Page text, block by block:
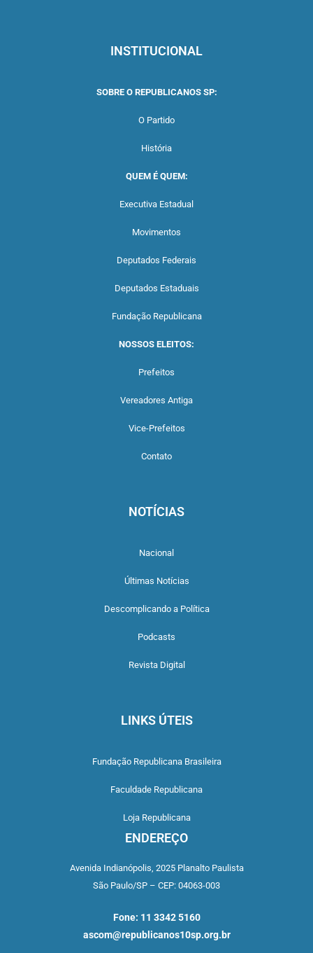
INSTITUCIONAL
SOBRE O REPUBLICANOS SP:
O Partido
História
QUEM É QUEM:
Executiva Estadual
Movimentos
Deputados Federais
Deputados Estaduais
Fundação Republicana
NOSSOS ELEITOS:
Prefeitos
Vereadores Antiga
Vice-Prefeitos
Contato
NOTÍCIAS
Nacional
Últimas Notícias
Descomplicando a Política
Podcasts
Revista Digital
LINKS ÚTEIS
Fundação Republicana Brasileira
Faculdade Republicana
Loja Republicana
ENDEREÇO
Avenida Indianópolis, 2025 Planalto Paulista
São Paulo/SP – CEP: 04063-003
Fone: 11 3342 5160
ascom@republicanos10sp.org.br